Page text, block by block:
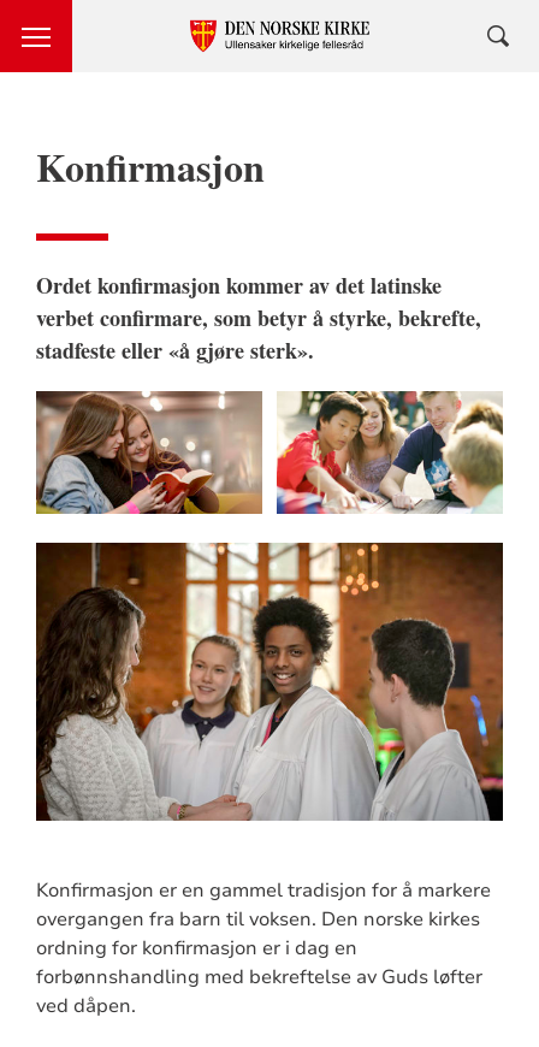
Konfirmasjon
Ordet konfirmasjon kommer av det latinske
verbet confirmare, som betyr å styrke, bekrefte,
stadfeste eller «å gjøre sterk».
Konfirmasjon er en gammel tradisjon for å markere
overgangen fra barn til voksen. Den norske kirkes
ordning for konfirmasjon er i dag en
forbønnshandling med bekreftelse av Guds løfter
ved dåpen.